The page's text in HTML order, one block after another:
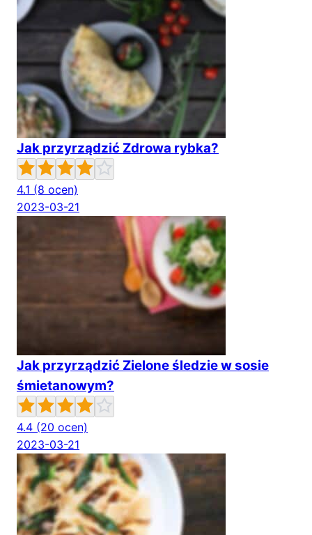
Jak przyrządzić Zdrowa rybka?
4.1 (8 ocen)
2023-03-21
Jak przyrządzić Zielone śledzie w sosie
śmietanowym?
4.4 (20 ocen)
2023-03-21